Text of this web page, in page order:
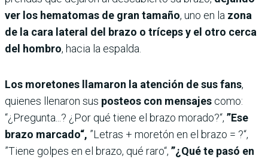
ver los hematomas de gran tamaño, uno en la zona
de la cara lateral del brazo o trícepsy el otro cerca
del hombro, hacia la espalda.
Los moretones llamaron la atención de sus fans,
quienes llenaron sus posteos con mensajes como:
“¿Pregunta...? ¿Por qué tiene el brazo morado?“, ”Ese
brazo marcado“, ”Letras + moretón en el brazo = ?“,
”Tiene golpes en el brazo, qué raro“, ”¿Qué te pasó en